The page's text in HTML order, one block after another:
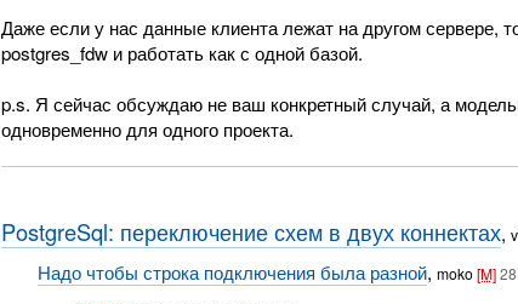
Даже если у нас данные клиента лежат на другом
postgres_fdw и работать как с одной базой.
p.s. Я сейчас обсуждаю не ваш конкретный случай, а
одновременно для одного проекта.
PostgreSql: переключение схем в двух коннектах,
Надо чтобы строка подключения была разной, moko[M]